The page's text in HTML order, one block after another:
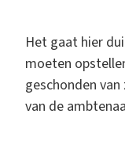
Het gaat hier
moeten
geschonden
van de